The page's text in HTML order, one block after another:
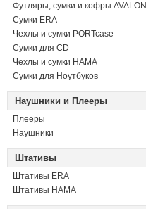
Футляры, сумки и кофры AVALON
Сумки ERA
Чехлы и сумки PORTcase
Сумки для CD
Чехлы и сумки HAMA
Сумки для Ноутбуков
Наушники и Плееры
Плееры
Наушники
Штативы
Штативы ERA
Штативы HAMA